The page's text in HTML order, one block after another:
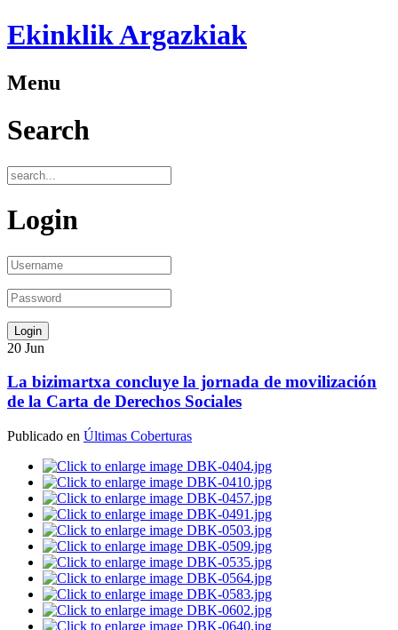
Ekinklik Argazkiak
Menu
Search
Login
20 Jun
La bizimartxa concluye la jornada de movilización
de la Carta de Derechos Sociales
Publicado en Últimas Coberturas